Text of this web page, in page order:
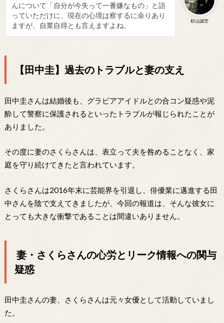
杉山誠空
んについて「自分が今失って一番嫌なもの」と語
っていただけに、現在の心境は察するに余りあり
ますが、自業自得とも言えますよね。
【田中圭】過去のトラブルと妻の支え
田中圭さんは結婚後も、グラビアアイドルとの合コン疑惑や泥
酔して警察に保護されるといったトラブルが報じられたことが
ありました。
その度に妻のさくらさんは、表立って夫を咎めることなく、家
庭を守り続けてきたと言われています。
さくらさんは2016年末に芸能界を引退し、俳優業に邁進する田
中さんを陰で支えてきましたが、今回の報道は、そんな彼女に
とっても大きな衝撃であることは間違いありません。
妻・さくらさんの心労とリーク情報への関与
疑惑
田中圭さんの妻、さくらさんは元々女優として活動していまし
た。